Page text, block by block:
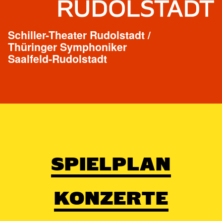
Schiller-Theater Rudolstadt /
Thüringer Symphoniker
Saalfeld-Rudolstadt
SPIELPLAN
KONZERTE